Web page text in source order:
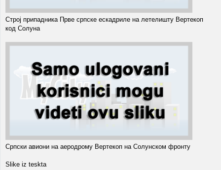
Строј припадника Прве српске ескадриле на летелишту Вертекоп
код Солуна
Српски авиони на аеродрому Вертекоп на Солунском фронту
Slike iz teskta